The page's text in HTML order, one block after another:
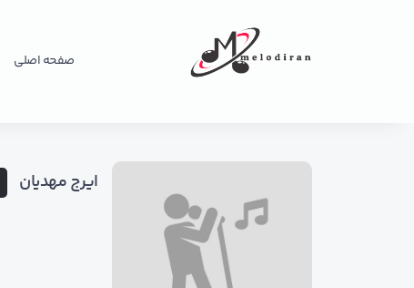
صفحه اصلی
ایرج مهدیان